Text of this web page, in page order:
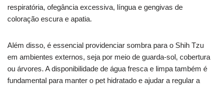
respiratória, ofegância excessiva, língua e gengivas de
coloração escura e apatia.
Além disso, é essencial providenciar sombra para o Shih Tzu
em ambientes externos, seja por meio de guarda-sol, cobertura
ou árvores. A disponibilidade de água fresca e limpa também é
fundamental para manter o pet hidratado e ajudar a regular a